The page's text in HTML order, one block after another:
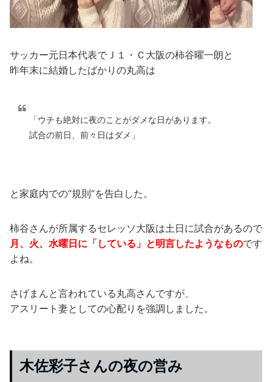
サッカー元日本代表でＪ１・Ｃ大阪の柿谷曜一朗と
昨年末に結婚したばかりの丸高は
「ウチも絶対に夜のことがダメな日があります。
試合の前日、前々日はダメ」
と家庭内での“規則”を告白した。
柿谷さんが所属するセレッソ大阪は土日に試合があるので
月、火、水曜日に「している」と明言したようなものです
よね。
さげまんと言われている丸高さんですが、
アスリート妻としての心配りを強調しました。
木佐彩子さんの夜の営み